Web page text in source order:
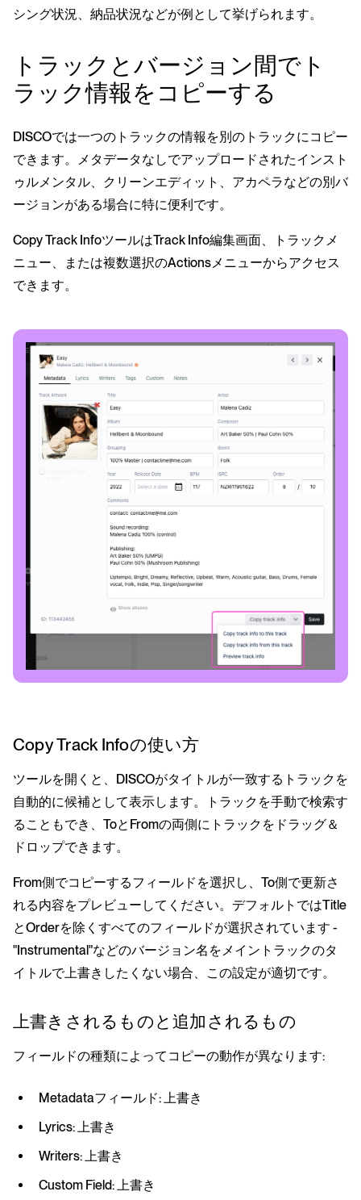
シング状況、納品状況などが例として挙げられます。
トラックとバージョン間でト
ラック情報をコピーする
DISCOでは一つのトラックの情報を別のトラックにコピー
できます。メタデータなしでアップロードされたインスト
ゥルメンタル、クリーンエディット、アカペラなどの別バ
ージョンがある場合に特に便利です。
Copy Track InfoツールはTrack Info編集画面、トラックメ
ニュー、または複数選択のActionsメニューからアクセス
できます。
Copy Track Infoの使い方
ツールを開くと、DISCOがタイトルが一致するトラックを
自動的に候補として表示します。トラックを手動で検索す
ることもでき、ToとFromの両側にトラックをドラッグ＆
ドロップできます。
From側でコピーするフィールドを選択し、To側で更新さ
れる内容をプレビューしてください。デフォルトではTitle
とOrderを除くすべてのフィールドが選択されています -
"Instrumental"などのバージョン名をメイントラックのタ
イトルで上書きしたくない場合、この設定が適切です。
上書きされるものと追加されるもの
フィールドの種類によってコピーの動作が異なります:
Metadataフィールド: 上書き
Lyrics: 上書き
Writers: 上書き
Custom Field: 上書き